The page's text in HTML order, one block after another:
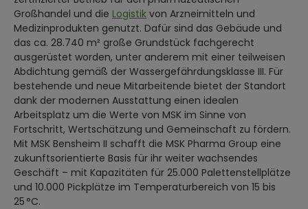
Großhandel und die Logistik von Arzneimitteln und
Medizinprodukten genutzt. Dafür sind das Gebäude und
das ca. 28.740 m² große Grundstück fachgerecht
ausgerüstet worden, unter anderem mit einer teilweisen
Abdichtung gemäß der Wassergefährdungsklasse III. Für
bestehende und neue Mitarbeitende bietet der Standort
dank der modernen Ausstattung einen idealen
Arbeitsplatz um die Werte von MSK im Sinne von
Fortschritt, Wertschätzung und Gemeinschaft zu fördern.
Mit MSK Bensheim II schafft die MSK Pharma Group eine
zukunftsorientierte Basis für ihr weiter wachsendes
Geschäft – mit Kapazitäten für 25.000 Palettenstellplätze
und 10.000 Pickplätze im Temperaturbereich von 15 bis
25 °C.